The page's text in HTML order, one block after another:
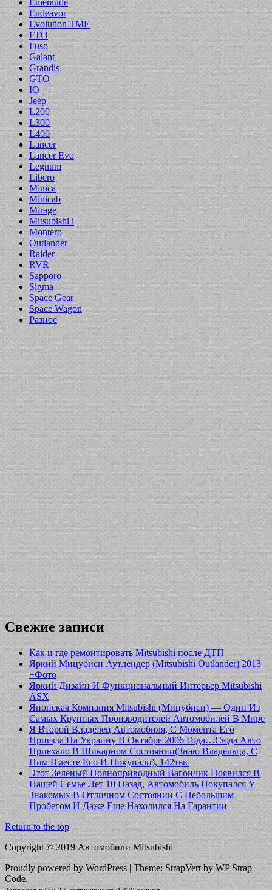
Endeavor
Evolution TME
FTO
Fuso
Galant
Grandis
GTO
IO
Jeep
L200
L300
L400
Lancer
Lancer Evo
Legnum
Libero
Minica
Minicab
Mirage
Mitsubishi i
Montero
Outlander
Raider
RVR
Sapporo
Sigma
Space Gear
Space Wagon
Разное
Свежие записи
Как и где ремонтировать Mitsubishi после ДТП
Яркий Мицубиси Аутлендер (Mitsubishi Outlander) 2013
+Фото
Яркий Дизайн И Функциональный Интерьер Mitsubishi
ASX
Японская Компания Mitsubishi (Мицубиси) — Один Из
Самых Крупных Производителей Автомобилей В Мире
Я Второй Владелец Автомобиля, С Момента Его
Приезда На Украину В Октябре 2006 Года…Сюда Авто
Приехало В Шикарном Состоянии(Знаю Владельца, С
Ним Вместе Его И Покупали), 142тыс
Этот Зеленый Полноприводный Вагончик Появился В
Нашей Семье Лет 10 Назад, Автомобиль Покупался У
Знакомых В Отличном Состоянии С Небольшим
Пробегом И Даже Еще Находился На Гарантии
Return to the top
Copyright © 2019 Автомобили Mitsubishi
Proudly powered by WordPress| Theme: StrapVert by WP Strap
Code.